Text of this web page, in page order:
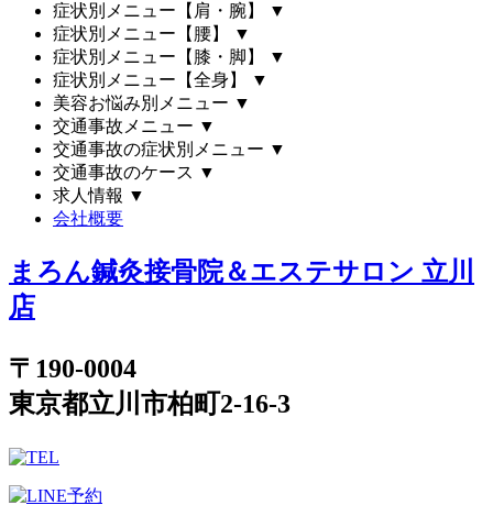
症状別メニュー【肩・腕】
▼
症状別メニュー【腰】
▼
症状別メニュー【膝・脚】
▼
症状別メニュー【全身】
▼
美容お悩み別メニュー ▼
交通事故メニュー ▼
交通事故の症状別メニュー ▼
交通事故のケース ▼
求人情報 ▼
会社概要
まろん鍼灸接骨院＆エステサロン 立川
店
〒190-0004
東京都立川市柏町2-16-3